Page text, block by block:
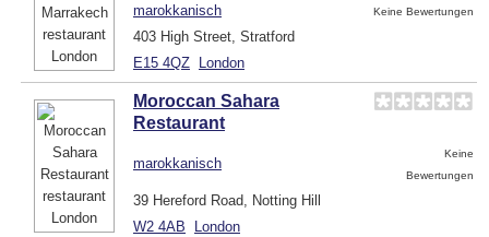
marokkanisch Keine Bewertungen
403 High Street, Stratford
E15 4QZ London
Moroccan Sahara
Restaurant
marokkanisch
Keine
Bewertungen
39 Hereford Road, Notting Hill
W2 4AB
London